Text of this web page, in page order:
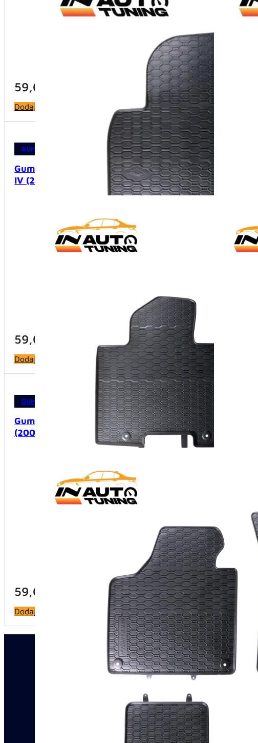
59,00
Dodaj u korpu
59,00
Dodaj u korpu
GUMENE PATOSNICE PATOSNICE
Gumene patosnice – Kia Sportage
IV (2015-2021)
59,00
Dodaj u korpu
GUMENE
Gumene
II (2004-2012)
59,00
Dodaj u korpu
GUMENE PATOSNICE PATOSNICE
Gumene patosnice – Audi A3 8P
(2003-2012)
59,00
Dodaj u korpu